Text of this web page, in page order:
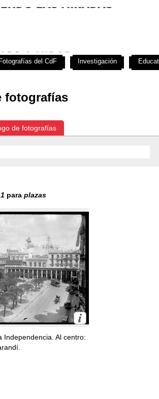
fotografías
de fotografías
1 para plazas
Independencia. Al centro:
Fotografías del CdF Investigación